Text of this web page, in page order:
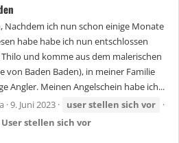
Nachdem ich nun schon einige Monate
habe habe ich nun entschlossen
und komme aus dem malerischen
von Baden Baden), in meiner Familie
Angler. Meinen Angelschein habe ich...
9. Juni 2023 userstellen sich vor
User stellen sich vor